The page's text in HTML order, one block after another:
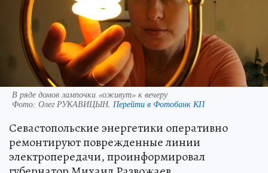
В ряде домов лампочки «оживут» к вечеру
Фото: Олег РУКАВИЦЫН. Перейти в Фотобанк КП
Севастопольские энергетики оперативно
ремонтируют поврежденные линии
электропередачи, проинформировал